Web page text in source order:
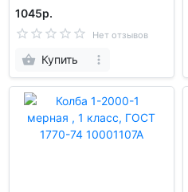
1045р.
Нет отзывов
Купить